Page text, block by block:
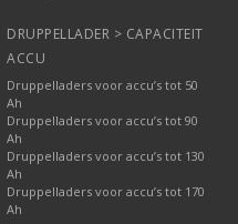
DRUPPELLADER > CAPACITEIT
ACCU
Druppelladers voor accu’s tot 50
Ah
Druppelladers voor accu’s tot 90
Ah
Druppelladers voor accu’s tot 130
Ah
Druppelladers voor accu’s tot 170
Ah